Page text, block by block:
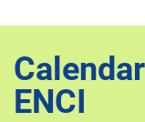
ENCI